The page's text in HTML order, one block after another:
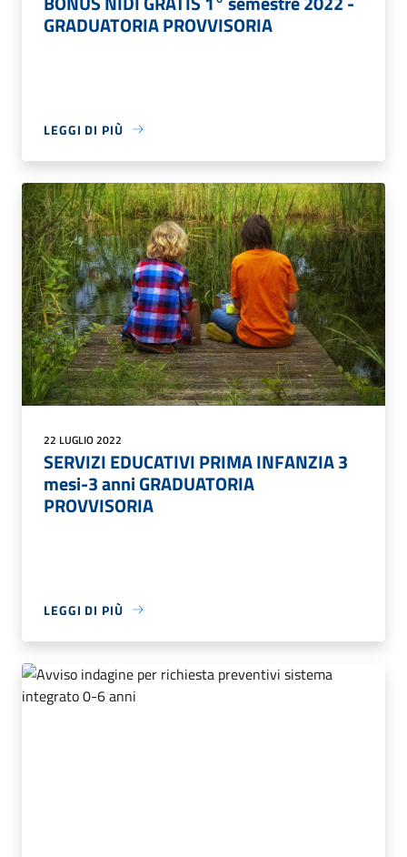
GRADUATORIA PROVVISORIA
LEGGI DI PIÙ
22 LUGLIO 2022
SERVIZI EDUCATIVI PRIMA INFANZIA 3
mesi-3 anni GRADUATORIA
PROVVISORIA
LEGGI DI PIÙ